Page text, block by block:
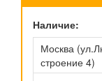
Наличие:
Москва
строение 4)